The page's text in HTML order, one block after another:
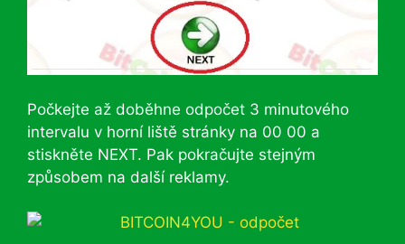
Počkejte až doběhne odpočet 3 minutového
intervalu v horní liště stránky na 00 00 a
stiskněte NEXT. Pak pokračujte stejným
způsobem na další reklamy.